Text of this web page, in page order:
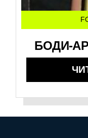
БОДИ-